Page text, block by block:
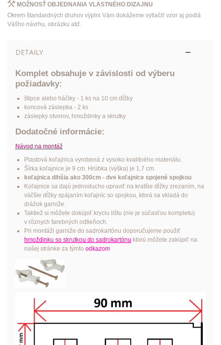
MOŽNOSŤ OBJEDNANIA VLASTNÉHO DIZAJNU
Okrem štandardných druhov výplni Vám dokážeme vytlačiť vzor aj podlá
Vášho návrhu, obrázku atď.
DETAILY
Komplet obsahuje v závislosti od výberu
požiadavky:
štipce alebo háčiky - 1 ks na 10 cm dĺžky
koncová záslepka - 2 ks
záslepky otvorov, hmoždinky a skrutky
Dodatočné informácie:
Návod na montáž
Plastová koľajnica vyrobená z vysoko kvalitného materiálu.
Šírka koľajnice je 9 cm. Hrúbka (výška) je 1,7 cm.
koľajnica dlhšia ako 300cm - dve koľajnice spojené spojkou
Koľajnice sa dajú jednoducho upraviť na kratšie dĺžky zrezaním, na
väčšie dĺžky spájaním koľajníc so spojkou, ktorá sa vkladá do
drážok garniže.
Taktiež si môžete dokúpiť kryciu lištu (nie je súčasťou kompletu)
v rôznych farebných odtieňoch.
Pri montáži garniže do sadrokartónu doporučujeme použiť
hmoždinku so skrutkou do sadrokartónu ktorú môžete zakúpiť na
našej stránke za týmto odkazom